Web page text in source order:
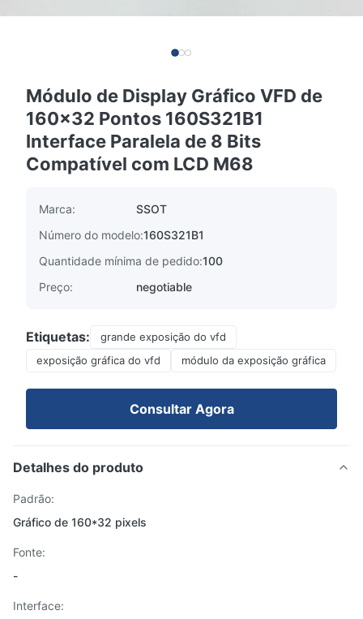
Módulo de Display Gráfico VFD de
160x32 Pontos 160S321B1
Interface Paralela de 8 Bits
Compatível com LCD M68
Marca:
SSOT
Número do modelo:160S321B1
Quantidade mínima de pedido:100
Preço:
negotiable
Etiquetas:
grande exposição do vfd
exposição gráfica do vfd
módulo da exposição gráfica
Consultar Agora
Detalhes do produto
Padrão:
Gráfico de 160*32 pixels
Fonte:
-
Interface: